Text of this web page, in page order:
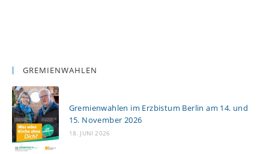
GREMIENWAHLEN
Gremienwahlen im Erzbistum Berlin am 14. und
15. November 2026
18. JUNI 2026